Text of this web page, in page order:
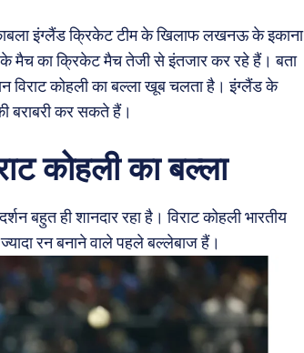
इंग्लैंड क्रिकेट टीम के खिलाफ लखनऊ के इकाना
का क्रिकेट मैच तेजी से इंतजार कर रहे हैं। बता
विराट कोहली का बल्ला खूब चलता है। इंग्लैंड के
बराबरी कर सकते हैं।
कोहली का बल्ला
बहुत ही शानदार रहा है। विराट कोहली भारतीय
रन बनाने वाले पहले बल्लेबाज हैं।